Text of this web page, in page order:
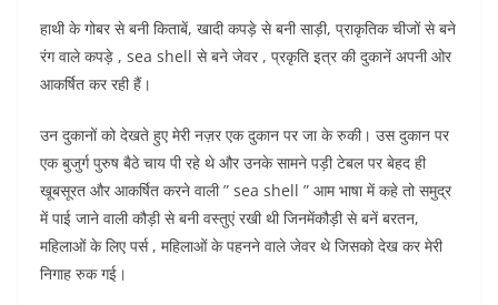
हाथी के गोबर से बनी किताबें, खादी कपड़े से बनी साड़ी, प्राकृतिक चीजों से बने
रंग वाले कपड़े , sea shell से बने जेवर , प्रकृति इत्र की दुकानें अपनी ओर
आकर्षित कर रही हैं।
उन दुकानों को देखते हुए मेरी नज़र एक दुकान पर जा के रुकी। उस दुकान पर
एक बुजुर्ग पुरुष बैठे चाय पी रहे थे और उनके सामने पड़ी टेबल पर बेहद ही
खूबसूरत और आकर्षित करने वाली ” sea shell ” आम भाषा में कहे तो समुद्र
में पाई जाने वाली कौड़ी से बनी वस्तुएं रखी थी जिनमेंकौड़ी से बनें बरतन,
महिलाओं के लिए पर्स , महिलाओं के पहनने वाले जेवर थे जिसको देख कर मेरी
निगाह रुक गई।